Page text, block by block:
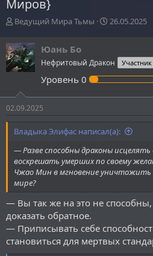
Миров}
А
т
о
р
м
ы
Ведущий Мира Тьмы
Д
н
а
ч
а
26.05.2025
Юань Бо
Нефритовый Дракон
Уровень 0
02.09.2025
Владыка Элифас написал(а):
— Разве способны драконы исцелять
воскрешать умерших по своему
Чжао Мин в мгновение уничтожить
мире?
— Вы так же на это не
доказать обратное.
— Приписывать себе
становиться для мертвых